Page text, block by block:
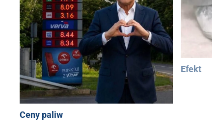
Ceny paliw
Efekt